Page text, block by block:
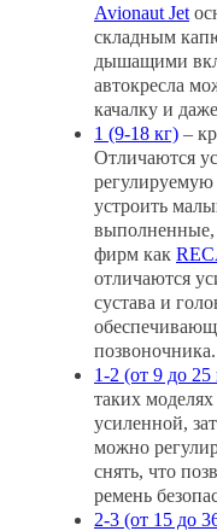
Avionaut Jet
складным
дышащими
автокресла
качалку и
1 (9-18 кг) –
Отличаются
устроить
выполненные,
фирм как
отличаются
сустава и
позвоночника.
1-2 (от 9 до 25
таких
усиленной,
можно
снять, что
ремень
2-3 (от 15 до